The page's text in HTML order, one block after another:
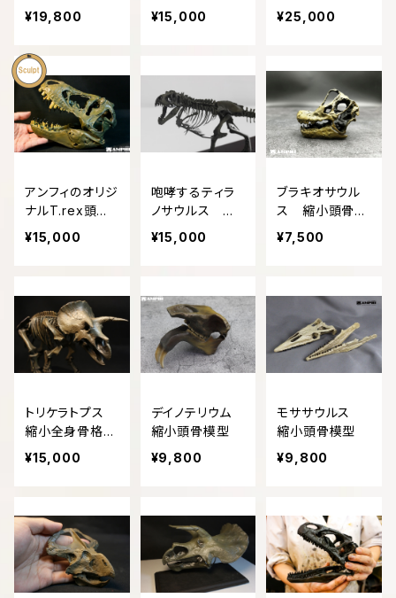
リケラトプス 縮
小全身骨格模型
¥19,800
骨格模型
¥15,000
型
¥25,000
アンフィのオリジ
ナルT.rex頭骨
模型（スタンモデ
ル） ティラノサ
¥15,000
咆哮するティラ
ノサウルス 全
身骨格模型
¥15,000
ブラキオサウル
ス 縮小頭骨模
型
¥7,500
トリケラトプス
縮小全身骨格レ
プリカ
¥15,000
デイノテリウム
縮小頭骨模型
¥9,800
モササウルス
縮小頭骨模型
¥9,800